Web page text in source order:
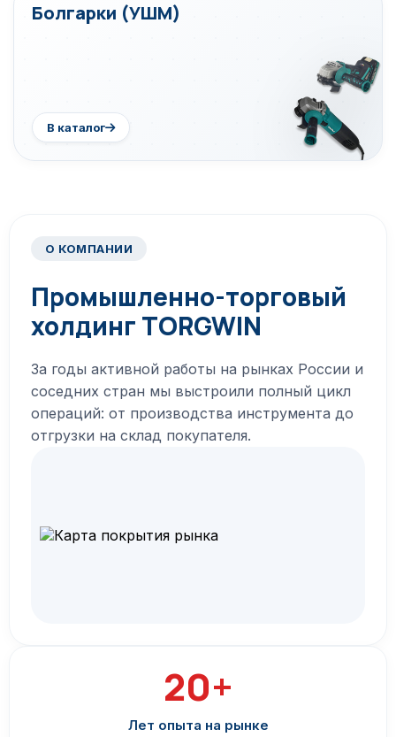
Болгарки (УШМ)
В каталог
О КОМПАНИИ
Промышленно-торговый
холдинг TORGWIN
За годы активной работы на рынках России и
соседних стран мы выстроили полный цикл
операций: от производства инструмента до
отгрузки на склад покупателя.
20+
Лет опыта на рынке